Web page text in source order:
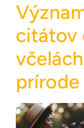
citátov
prírode